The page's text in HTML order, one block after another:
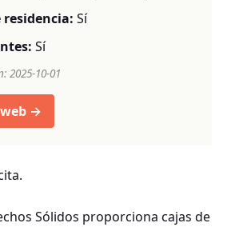
residencia: Sí
Sí
2025-10-01
→
Sólidos proporciona cajas de